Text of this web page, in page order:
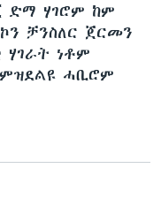
ድማ ሃገሮም ከም
ቻንስለር ጀርመን
ነቶም
ሓቢሮም